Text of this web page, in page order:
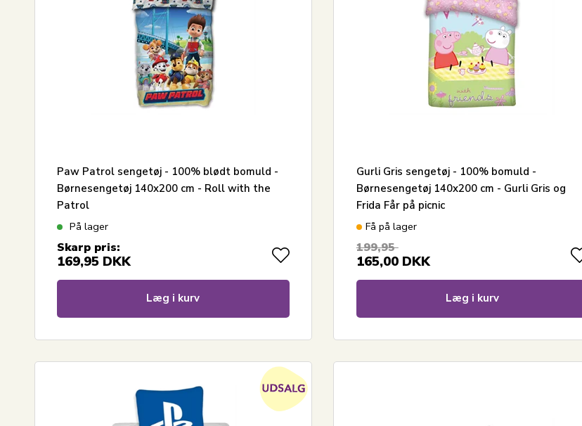
Paw Patrol sengetøj - 100% blødt bomuld -
Børnesengetøj 140x200 cm - Roll with the
Patrol
På lager
Skarp pris:
169,95 DKK
Læg i kurv
Gurli Gris sengetøj - 100% bomuld -
Børnesengetøj 140x200 cm - Gurli Gris og
Frida Får på picnic
Få på lager
199,95
165,00 DKK
Læg i kurv